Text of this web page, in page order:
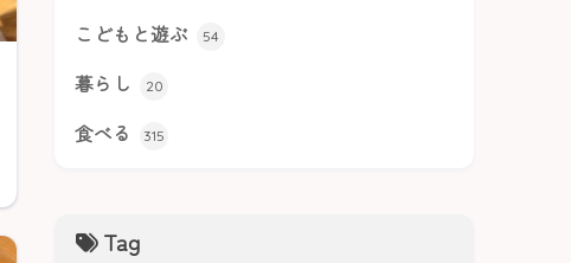
こどもと遊ぶ 54
暮らし 20
食べる 315
Tag